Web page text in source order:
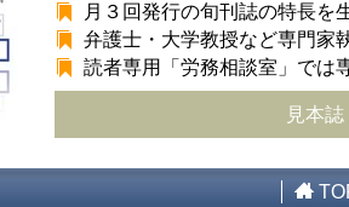
月３回発行の旬刊誌の特長を
弁護士・大学教授など専門家
読者専用「労務相談室」では
見本